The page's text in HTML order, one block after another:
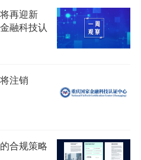
再迎新
融科技认
注销
合规策略